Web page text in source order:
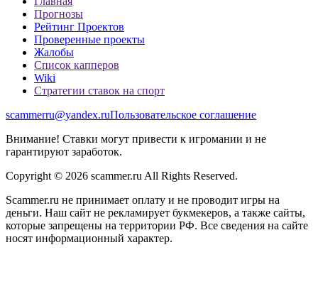
Прогнозы
Рейтинг Проектов
Проверенные проекты
Жалобы
Список капперов
Wiki
Стратегии ставок на спорт
scammerru@yandex.ruПользовательское соглашение
Внимание! Ставки могут привести к игромании и не
гарантируют заработок.
Copyright © 2026 scammer.ru All Rights Reserved.
Scammer.ru не принимает оплату и не проводит игры на
деньги. Наш сайт не рекламирует букмекеров, а также сайты,
которые запрещены на территории РФ. Все сведения на сайте
носят информационный характер.